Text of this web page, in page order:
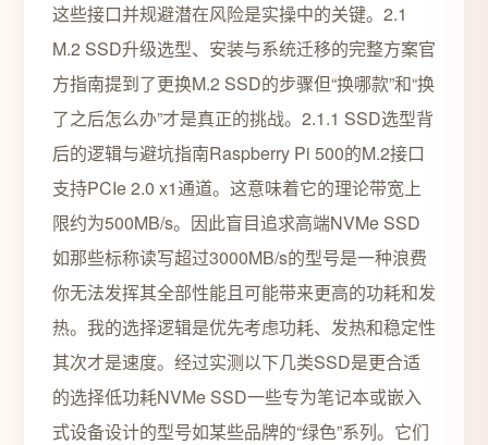
这些接口并规避潜在风险是实操中的关键。2.1
M.2 SSD升级选型、安装与系统迁移的完整方案官
方指南提到了更换M.2 SSD的步骤但“换哪款”和“换
了之后怎么办”才是真正的挑战。2.1.1 SSD选型背
后的逻辑与避坑指南Raspberry Pi 500的M.2接口
支持PCIe 2.0 x1通道。这意味着它的理论带宽上
限约为500MB/s。因此盲目追求高端NVMe SSD
如那些标称读写超过3000MB/s的型号是一种浪费
你无法发挥其全部性能且可能带来更高的功耗和发
热。我的选择逻辑是优先考虑功耗、发热和稳定性
其次才是速度。经过实测以下几类SSD是更合适
的选择低功耗NVMe SSD一些专为笔记本或嵌入
式设备设计的型号如某些品牌的“绿色”系列。它们